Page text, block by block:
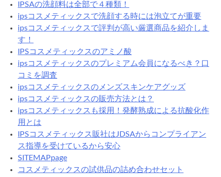
IPSAの洗顔料は全部で４種類！
ipsコスメティックスで洗顔する時には泡立てが重要
ipsコスメティックスで評判が高い厳選商品を紹介しま
す！
IPSコスメティックスのアミノ酸
ipsコスメティックスのプレミアム会員になるべき？口
コミを調査
ipsコスメティックスのメンズスキンケアグッズ
ipsコスメティックスの販売方法とは？
ipsコスメティックスも採用！発酵熟成による抗酸化作
用とは
IPSコスメティックス販社はJDSAからコンプライアン
ス指導を受けているから安心
SITEMAPpage
コスメティックスの試供品の詰め合わせセット